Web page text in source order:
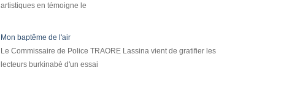
artistiques en témoigne le
Mon baptême de l'air
Le Commissaire de Police TRAORE Lassina vient de gratifier les
lecteurs burkinabè d'un essai